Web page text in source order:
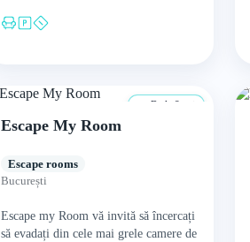
patru…
De la 8 ani
Escape My Room
Escape rooms
București
Escape my Room vă invită să încercați
să evadați din cele mai grele camere de